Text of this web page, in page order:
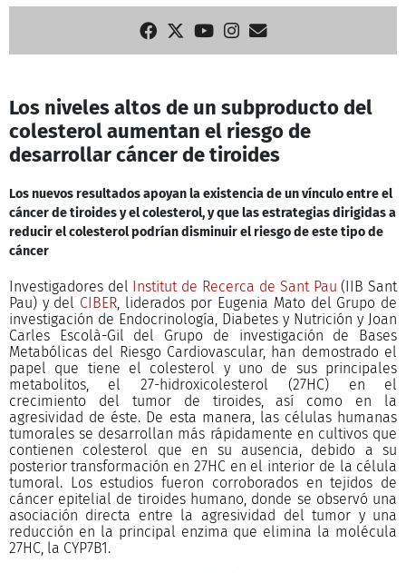
Los niveles altos de un subproducto del
colesterol aumentan el riesgo de
desarrollar cáncer de tiroides
Los nuevos resultados apoyan la existencia de un vínculo entre el
cáncer de tiroides y el colesterol, y que las estrategias dirigidas a
reducir el colesterol podrían disminuir el riesgo de este tipo de
cáncer
Investigadores del Institut de Recerca de Sant Pau (IIB Sant
Pau) y del CIBER , liderados por Eugenia Mato del Grupo de
investigación de Endocrinología, Diabetes y Nutrición y Joan
Carles Escolà-Gil del Grupo de investigación de Bases
Metabólicas del Riesgo Cardiovascular, han demostrado el
papel que tiene el colesterol y uno de sus principales
metabolitos, el 27-hidroxicolesterol (27HC) en el
crecimiento del tumor de tiroides, así como en la
agresividad de éste. De esta manera, las células humanas
tumorales se desarrollan más rápidamente en cultivos que
contienen colesterol que en su ausencia, debido a su
posterior transformación en 27HC en el interior de la célula
tumoral. Los estudios fueron corroborados en tejidos de
cáncer epitelial de tiroides humano, donde se observó una
asociación directa entre la agresividad del tumor y una
reducción en la principal enzima que elimina la molécula
27HC, la CYP7B1.